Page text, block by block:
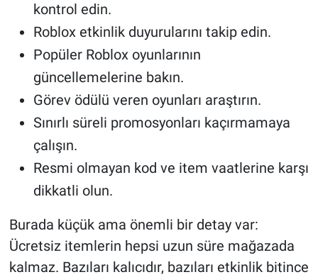
kontrol edin.
Roblox etkinlik duyurularını takip edin.
Popüler Roblox oyunlarının
güncellemelerine bakın.
Görev ödülü veren oyunları araştırın.
Sınırlı süreli promosyonları kaçırmamaya
çalışın.
Resmi olmayan kod ve item vaatlerine karşı
dikkatli olun.
Burada küçük ama önemli bir detay var:
Ücretsiz itemlerin hepsi uzun süre mağazada
kalmaz. Bazıları kalıcıdır, bazıları etkinlik bitince